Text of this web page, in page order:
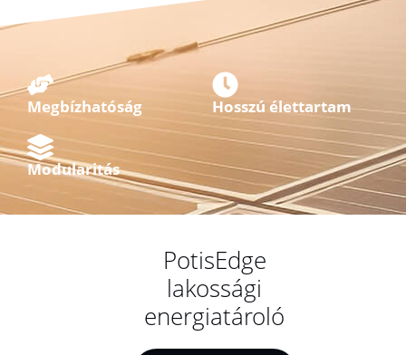
Megbízhatóság Hosszú élettartam
Modularitás
PotisEdge
lakossági
energiatároló